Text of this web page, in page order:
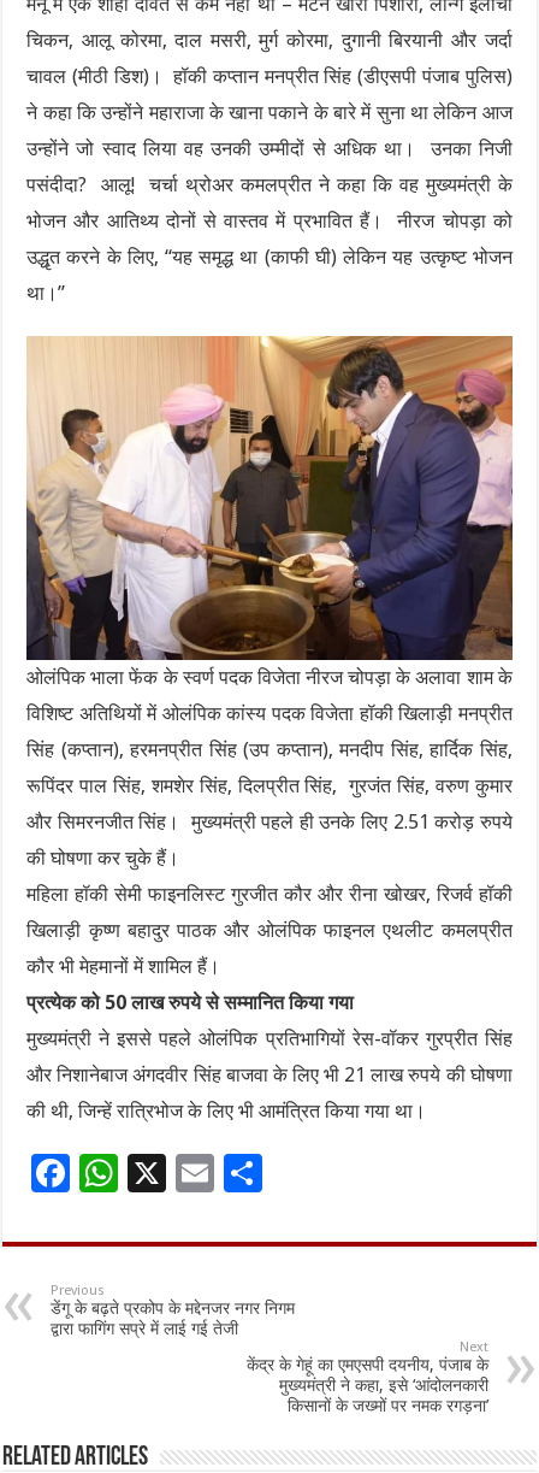
चिकन, आलू कोरमा, दाल मसरी, मुर्ग कोरमा, दुगानी बिरयानी और जर्दा
चावल (मीठी डिश)। हॉकी कप्तान मनप्रीत सिंह (डीएसपी पंजाब पुलिस)
ने कहा कि उन्होंने महाराजा के खाना पकाने के बारे में सुना था लेकिन आज
उन्होंने जो स्वाद लिया वह उनकी उम्मीदों से अधिक था। उनका निजी
पसंदीदा? आलू! चर्चा थ्रोअर कमलप्रीत ने कहा कि वह मुख्यमंत्री के
भोजन और आतिथ्य दोनों से वास्तव में प्रभावित हैं। नीरज चोपड़ा को
उद्धृत करने के लिए, “यह समृद्ध था (काफी घी) लेकिन यह उत्कृष्ट भोजन
था।”
ओलंपिक भाला फेंक के स्वर्ण पदक विजेता नीरज चोपड़ा के अलावा शाम के
विशिष्ट अतिथियों में ओलंपिक कांस्य पदक विजेता हॉकी खिलाड़ी मनप्रीत
सिंह (कप्तान), हरमनप्रीत सिंह (उप कप्तान), मनदीप सिंह, हार्दिक सिंह,
रूपिंदर पाल सिंह, शमशेर सिंह, दिलप्रीत सिंह, गुरजंत सिंह, वरुण कुमार
और सिमरनजीत सिंह। मुख्यमंत्री पहले ही उनके लिए 2.51 करोड़ रुपये
की घोषणा कर चुके हैं।
महिला हॉकी सेमी फाइनलिस्ट गुरजीत कौर और रीना खोखर, रिजर्व हॉकी
खिलाड़ी कृष्ण बहादुर पाठक और ओलंपिक फाइनल एथलीट कमलप्रीत
कौर भी मेहमानों में शामिल हैं।
प्रत्येक को 50 लाख रुपये से सम्मानित किया गया
मुख्यमंत्री ने इससे पहले ओलंपिक प्रतिभागियों रेस-वॉकर गुरप्रीत सिंह
और निशानेबाज अंगदवीर सिंह बाजवा के लिए भी 21 लाख रुपये की घोषणा
की थी, जिन्हें रात्रिभोज के लिए भी आमंत्रित किया गया था।
F
e
b
o
W
at
sA
p
X
E
ai ar
e
Previous
डेंगू के बढ़ते प्रकोप के मद्देनजर नगर निगम
द्वारा फागिंग सप्रे में लाई गई तेजी
Next
केंद्र के गेहूं का एमएसपी दयनीय, ​​पंजाब के
मुख्यमंत्री ने कहा, इसे ‘आंदोलनकारी
किसानों के जख्मों पर नमक रगड़ना’
Related Articles